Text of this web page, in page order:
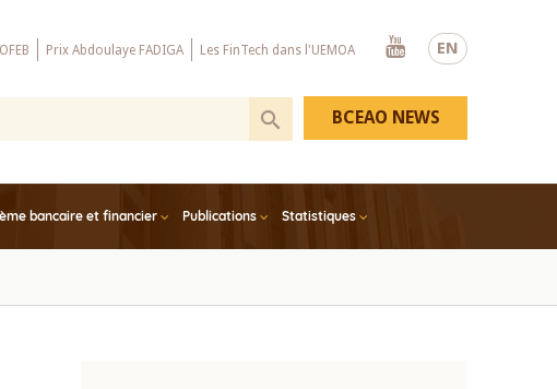
EN
Prix Abdoulaye FADIGA Les FinTech dans l'UEMOA
Youtube
bancaire et financier Publications Statistiques
BCEAO NEWS